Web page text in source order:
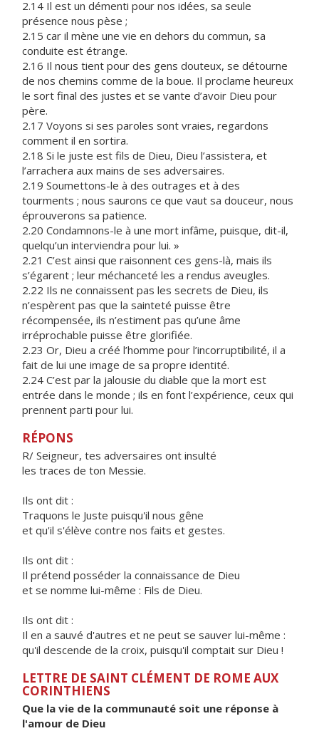
2.14 Il est un démenti pour nos idées, sa seule
présence nous pèse ;
2.15 car il mène une vie en dehors du commun, sa
conduite est étrange.
2.16 Il nous tient pour des gens douteux, se détourne
de nos chemins comme de la boue. Il proclame heureux
le sort final des justes et se vante d’avoir Dieu pour
père.
2.17 Voyons si ses paroles sont vraies, regardons
comment il en sortira.
2.18 Si le juste est fils de Dieu, Dieu l’assistera, et
l’arrachera aux mains de ses adversaires.
2.19 Soumettons-le à des outrages et à des
tourments ; nous saurons ce que vaut sa douceur, nous
éprouverons sa patience.
2.20 Condamnons-le à une mort infâme, puisque, dit-il,
quelqu’un interviendra pour lui. »
2.21 C’est ainsi que raisonnent ces gens-là, mais ils
s’égarent ; leur méchanceté les a rendus aveugles.
2.22 Ils ne connaissent pas les secrets de Dieu, ils
n’espèrent pas que la sainteté puisse être
récompensée, ils n’estiment pas qu’une âme
irréprochable puisse être glorifiée.
2.23 Or, Dieu a créé l’homme pour l’incorruptibilité, il a
fait de lui une image de sa propre identité.
2.24 C’est par la jalousie du diable que la mort est
entrée dans le monde ; ils en font l’expérience, ceux qui
prennent parti pour lui.
RÉPONS
R/ Seigneur, tes adversaires ont insulté
les traces de ton Messie.
Ils ont dit :
Traquons le Juste puisqu'il nous gêne
et qu'il s'élève contre nos faits et gestes.
Ils ont dit :
Il prétend posséder la connaissance de Dieu
et se nomme lui-même : Fils de Dieu.
Ils ont dit :
Il en a sauvé d'autres et ne peut se sauver lui-même :
qu'il descende de la croix, puisqu'il comptait sur Dieu !
LETTRE DE SAINT CLÉMENT DE ROME AUX
CORINTHIENS
Que la vie de la communauté soit une réponse à
l'amour de Dieu